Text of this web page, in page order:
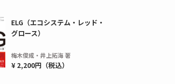
ELG（エコシステム・レッド・
グロース）
梅木俊成・井上拓海 著
¥ 2,200円（税込）